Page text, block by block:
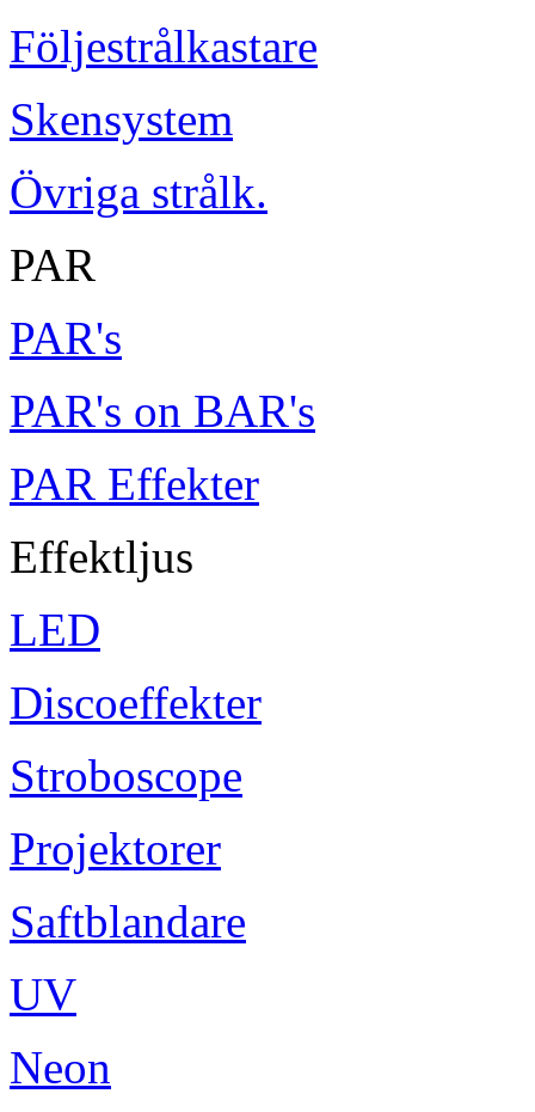
Följestrålkastare
Skensystem
Övriga strålk.
PAR
PAR's
PAR's on BAR's
PAR Effekter
Effektljus
LED
Discoeffekter
Stroboscope
Projektorer
Saftblandare
UV
Neon